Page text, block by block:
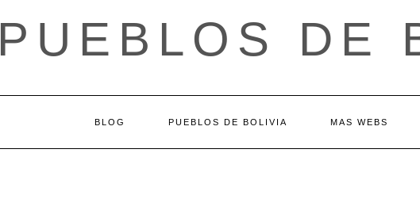
PUEBLOS DE
BLOG PUEBLOS DE BOLIVIA MAS WEBS